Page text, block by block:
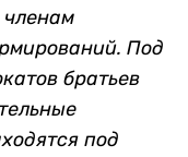
членам
Под
братьев
под